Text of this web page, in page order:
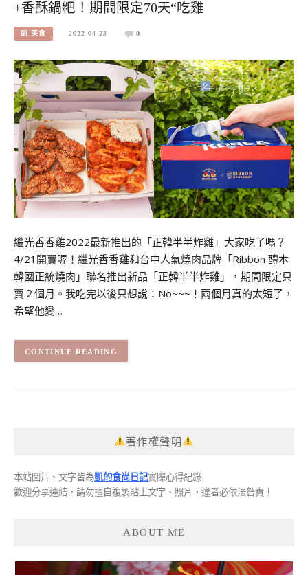
+香酥鍋粑！期間限定70天“吃雞
凱-美食 2022-04-23 0
繼光香香雞2022最新推出的「正韓半半炸雞」大家吃了嗎？
4/21開賣喔！繼光香香雞和台中人氣燒肉品牌「Ribbon 醴本
韓國正統燒肉」聯名推出新品「正韓半半炸雞」，期間限定只
賣２個月。我吃完以後只想說：No~~~！兩個月真的太短了，
希望他變…
CONTINUE READING
著作權聲明
本站圖片、文字皆為凱的食尚日記實際心得紀錄
歡迎分享連結，請勿擅自複製貼上文字、照片，違者必依法咎責！
ABOUT ME